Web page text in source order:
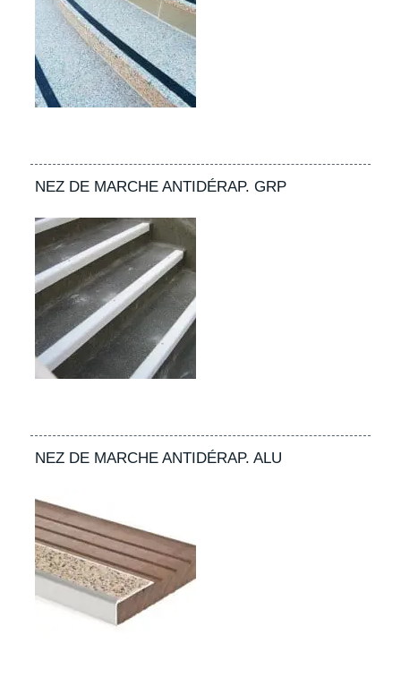
NEZ DE MARCHE ANTIDÉRAP. GRP
NEZ DE MARCHE ANTIDÉRAP. ALU